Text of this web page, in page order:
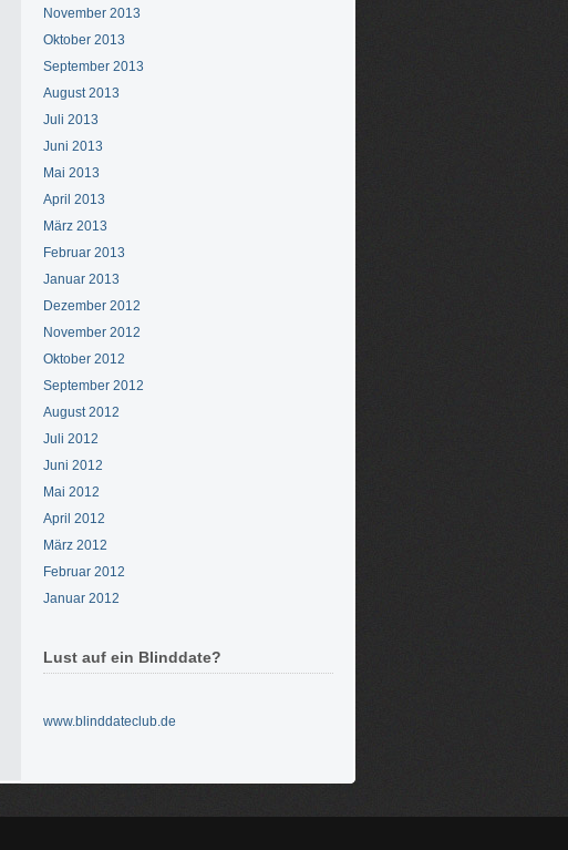
November 2013
Oktober 2013
September 2013
August 2013
Juli 2013
Juni 2013
Mai 2013
April 2013
März 2013
Februar 2013
Januar 2013
Dezember 2012
November 2012
Oktober 2012
September 2012
August 2012
Juli 2012
Juni 2012
Mai 2012
April 2012
März 2012
Februar 2012
Januar 2012
Lust auf ein Blinddate?
www.blinddateclub.de